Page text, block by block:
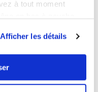
à tout moment
Afficher les détails
avant le 2e jour
1er mai de l’année
: